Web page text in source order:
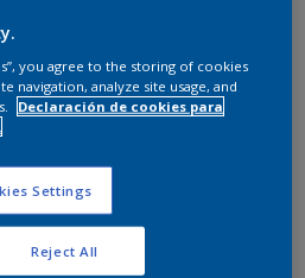
de pintura
Calcular
you agree to the storing of cookies
navigation, analyze site usage, and
Declaración de cookies para
Settings
Reject All